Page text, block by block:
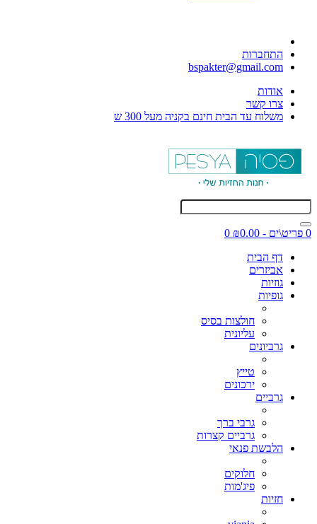
התחברות
bspakter@gmail.com
אודות
צרו קשר
משלוח עד הבית חינם בקניה מעל 300 ש
0 פריט\ים - ₪0.00
0
דף הבית
אביזרים
גוזיות
גופיות
חולצות בסיס
עליונית
גרביונים
טייץ
ירכונים
גרביים
גרבי ברך
גרביים קצרות
הלבשת פנאי
חלוקים
פיג'מות
חזיות